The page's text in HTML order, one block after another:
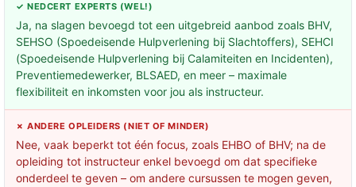
✓ NEDCERT EXPERTS (WEL!)
Ja, na slagen bevoegd tot een uitgebreid aanbod zoals BHV,
SEHSO (Spoedeisende Hulpverlening bij Slachtoffers), SEHCI
(Spoedeisende Hulpverlening bij Calamiteiten en Incidenten),
Preventiemedewerker, BLSAED, en meer – maximale
flexibiliteit en inkomsten voor jou als instructeur.
✗ ANDERE OPLEIDERS (NIET OF MINDER)
Nee, vaak beperkt tot één focus, zoals EHBO of BHV; na de
opleiding tot instructeur enkel bevoegd om dat specifieke
onderdeel te geven – om andere cursussen te mogen geven,